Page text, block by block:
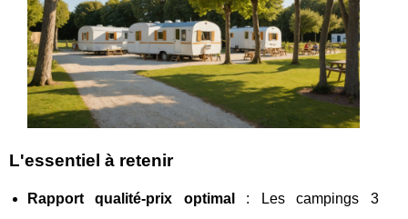
L'essentiel à retenir
Rapport qualité-prix optimal
: Les campings 3